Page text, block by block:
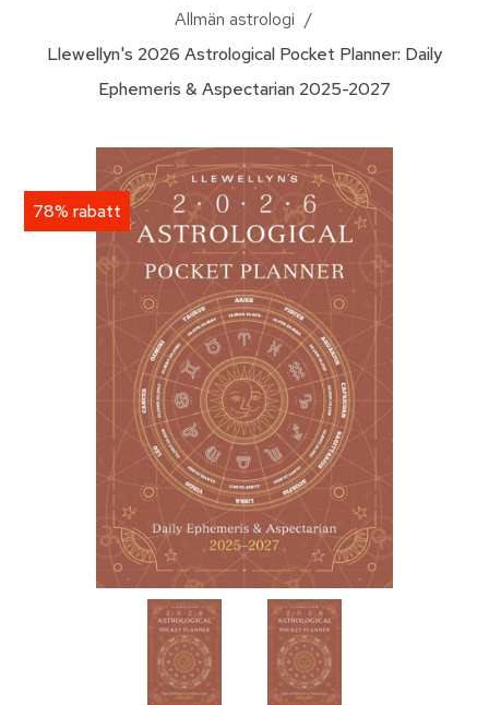
Allmän astrologi /
Llewellyn's 2026 Astrological Pocket Planner: Daily
Ephemeris & Aspectarian 2025-2027
78% rabatt